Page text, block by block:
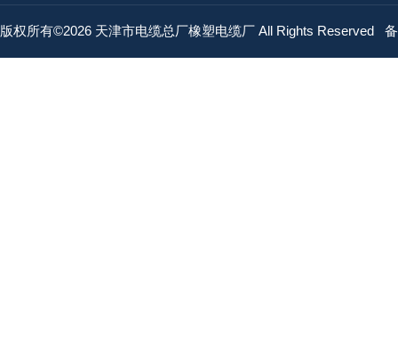
版权所有©2026 天津市电缆总厂橡塑电缆厂 All Rights Reserved